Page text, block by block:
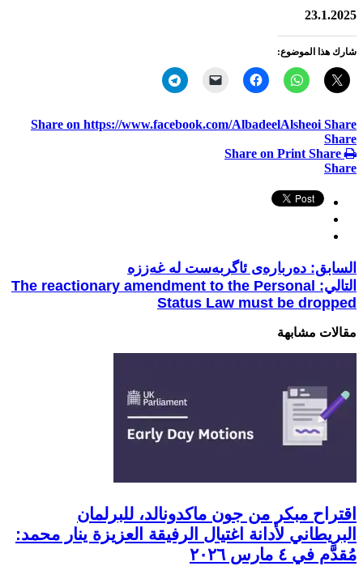
23.1.2025
شارك هذا الموضوع:
Share on https://www.facebook.com/AlbadeelAlsheoi Share
Share
Share on Print Share
Share
السابق: دەربارەی ئاگربەست لە غەززە
التالي: The reactionary amendment to the Personal
Status Law must be dropped
مقالات مشابهة
اقتراح مبكر من جون ماكدونالد، للبرلمان
البريطاني لأدانة اغتيال الرفيقة العزيزة ينار محمد:
مُقدَّم في ٤ مارس ٢٠٢٦